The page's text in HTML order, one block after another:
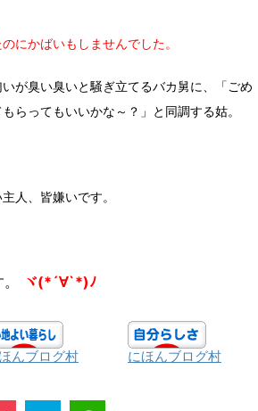
にかばいもしませんでした。
が臭い臭いと騒ぎ立てるバカ舅に、「ごめ
らってもいいかな～？」と同調する姑。
人、皆嫌いです。
ヾ(*´∀`*)ﾉ
んブログ村 にほんブログ村